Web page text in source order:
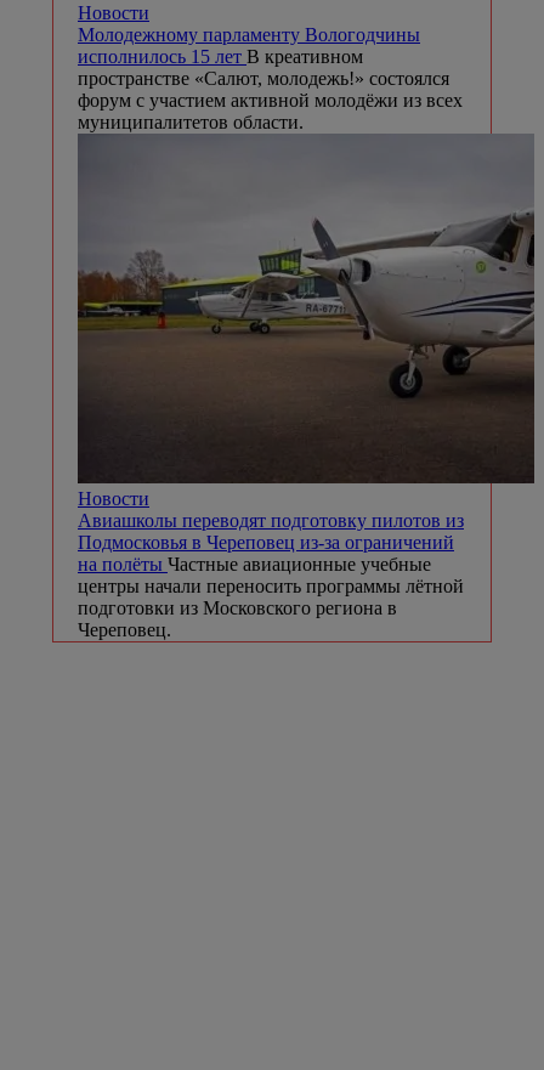
Новости
Молодежному парламенту Вологодчины
исполнилось 15 лет В креативном
пространстве «Салют, молодежь!» состоялся
форум с участием активной молодёжи из всех
муниципалитетов области.
Новости
Авиашколы переводят подготовку пилотов из
Подмосковья в Череповец из-за ограничений
на полёты Частные авиационные учебные
центры начали переносить программы лётной
подготовки из Московского региона в
Череповец.